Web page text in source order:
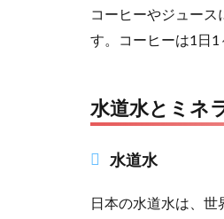
コーヒーやジュー
す。コーヒーは1日1
水道水とミネ
水道水
日本の水道水は、